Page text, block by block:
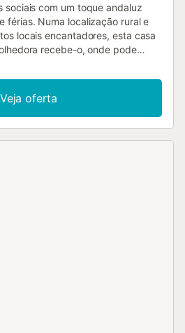
sociais com um toque andaluz
férias. Numa localização rural e
locais encantadores, esta casa
recebe-o, onde pode
grupo de amigos. Prepare
durante longas refeições na
as suas excursões com um
se para noites de jogos divertidas
Veja oferta